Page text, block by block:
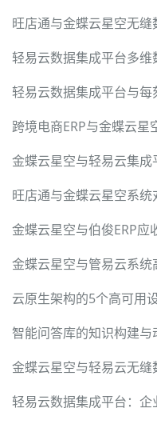
旺店通与金蝶云星空无
轻易云数据集成平台多
轻易云数据集成平台与
跨境电商ERP与金蝶云
金蝶云星空与轻易云集
旺店通与金蝶云星空系统
金蝶云星空与伯俊ERP应
金蝶云星空与管易云系统
云原生架构的5个高可用
智能问答库的知识构建与
金蝶云星空与轻易云无缝
轻易云数据集成平台：